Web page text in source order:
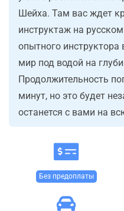
Шейха. Там вас ждет
инструктаж на
опытного инструктора
мир под водой на
Продолжительность
минут, но это будет
останется с вами на
Без предоплаты